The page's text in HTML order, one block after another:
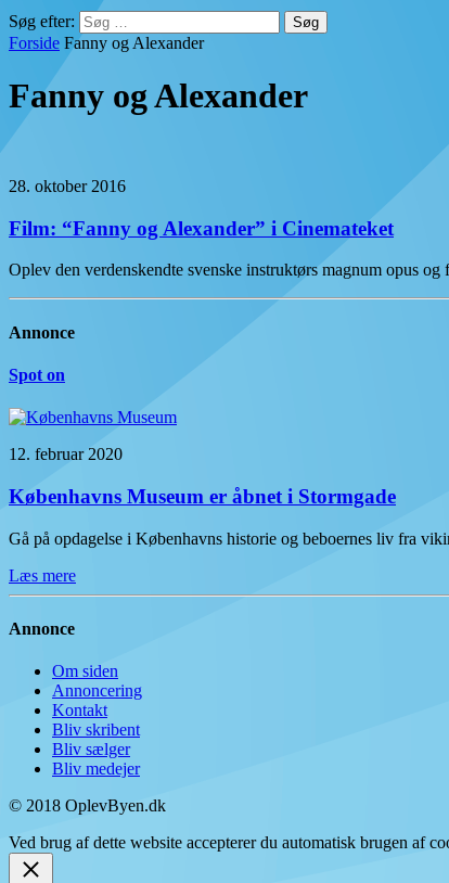
Søg efter:
Forside Fanny og Alexander
Fanny og Alexander
28. oktober 2016
Film: “Fanny og Alexander” i Cinemateket
Oplev den verdenskendte svenske instruktørs magnum opus
Annonce
Spot on
12. februar 2020
Københavns Museum er åbnet i Stormgade
Gå på opdagelse i Københavns historie og beboernes liv fra
Læs mere
Annonce
Om siden
Annoncering
Kontakt
Bliv skribent
Bliv sælger
Bliv medejer
© 2018 OplevByen.dk
Ved brug af dette website accepterer du automatisk brugen af